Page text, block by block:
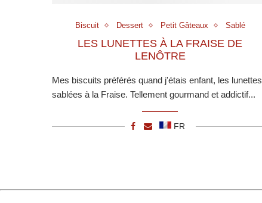
Biscuit Dessert Petit Gâteaux Sablé
LES LUNETTES À LA FRAISE DE
LENÔTRE
Mes biscuits préférés quand j'étais enfant, les lunettes
sablées à la Fraise. Tellement gourmand et addictif...
FR